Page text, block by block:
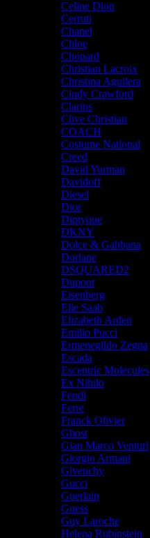
Celine Dion
Cerruti
Chanel
Chloe
Chopard
Christian Lacroix
Christina Aguilera
Cindy Crawford
Clarins
Clive Christian
COACH
Costume National
Creed
David Yurman
Davidoff
Diesel
Dior
Diptyque
DKNY
Dolce & Gabbana
Doriane
DSQUARED2
Dupont
Eisenberg
Elie Saab
Elizabeth Arden
Emilio Pucci
Ermenegildo Zegna
Escada
Escentric Molecules
Ex Nihilo
Fendi
Ferre
Franck Olivier
Ghost
Gian Marco Venturi
Giorgio Armani
Givenchy
Gucci
Guerlain
Guess
Guy Laroche
Helena Rubinstein